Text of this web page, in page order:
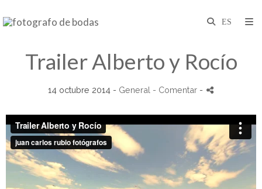
Trailer Alberto y Rocío
14 octubre 2014 - General - Comentar -